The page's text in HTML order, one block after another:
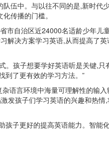
伍中。与以往不同的是,新时代
传播的门槛。
市自治区近24000名适龄少年儿
解决方案学习英语,从而提高了英
。孩子想要学好英语听是关键,只
到了更有效的学习方法。”
语言环境中海量可理解性的输入
发孩子们学习英语的兴趣和热情
孩子更好的提高英语能力。智能